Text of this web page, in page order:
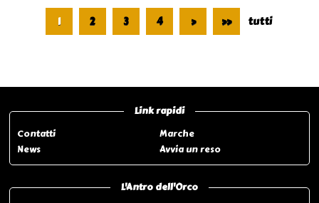
1 2 3 4 > >> tutti
Link rapidi
Contatti
Marche
News
Avvia un reso
L'Antro dell'Orco